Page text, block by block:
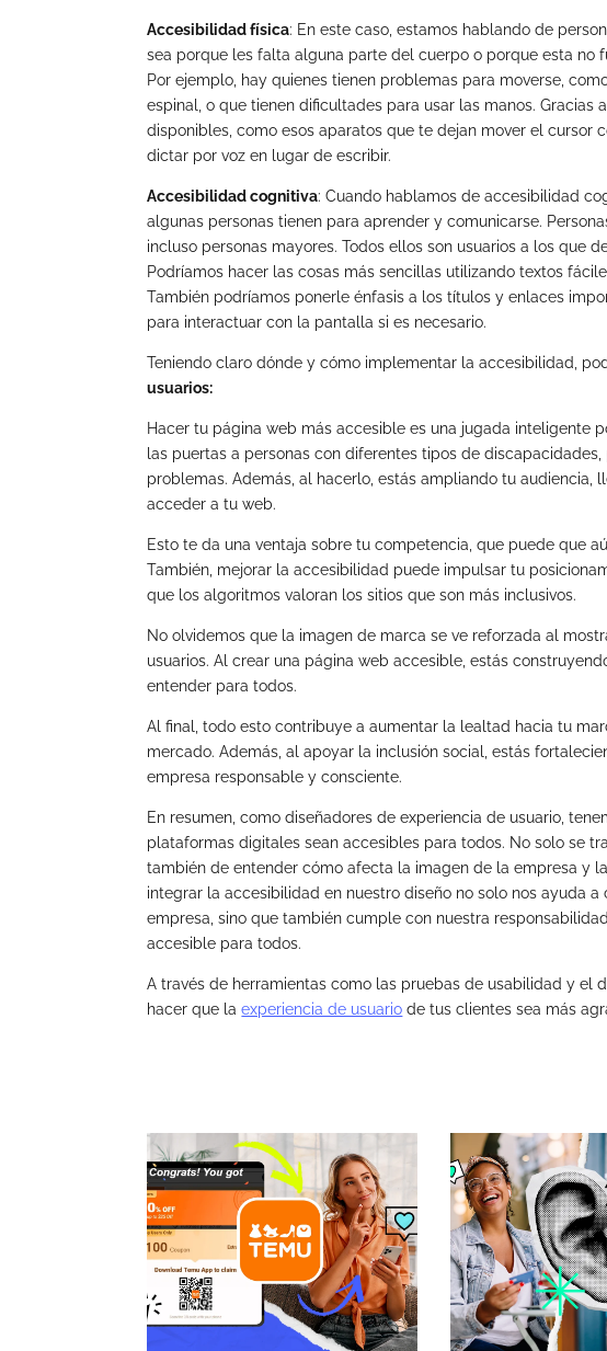
Accesibilidad física: En este caso, estamos hablando de
sea porque les falta alguna parte del cuerpo o porque esta no
Por ejemplo, hay quienes tienen problemas para moverse,
espinal, o que tienen dificultades para usar las manos. Gracias
disponibles, como esos aparatos que te dejan mover el cursor
dictar por voz en lugar de escribir.
Accesibilidad cognitiva: Cuando hablamos de accesibilidad
algunas personas tienen para aprender y comunicarse.
incluso personas mayores. Todos ellos son usuarios a los que
Podríamos hacer las cosas más sencillas utilizando textos
También podríamos ponerle énfasis a los títulos y enlaces
para interactuar con la pantalla si es necesario.
Teniendo claro dónde y cómo implementar la accesibilidad,
usuarios:
Hacer tu página web más accesible es una jugada inteligente
las puertas a personas con diferentes tipos de
problemas. Además, al hacerlo, estás ampliando tu audiencia,
acceder a tu web.
Esto te da una ventaja sobre tu competencia, que puede que
También, mejorar la accesibilidad puede impulsar tu
que los algoritmos valoran los sitios que son más inclusivos.
No olvidemos que la imagen de marca se ve reforzada al
usuarios. Al crear una página web accesible, estás
entender para todos.
Al final, todo esto contribuye a aumentar la lealtad hacia tu
mercado. Además, al apoyar la inclusión social, estás
empresa responsable y consciente.
En resumen, como diseñadores de experiencia de usuario,
plataformas digitales sean accesibles para todos. No solo se
también de entender cómo afecta la imagen de la empresa y
integrar la accesibilidad en nuestro diseño no solo nos ayuda
empresa, sino que también cumple con nuestra
accesible para todos.
A través de herramientas como las pruebas de usabilidad y el
hacer que laexperiencia de usuario de tus clientes sea más